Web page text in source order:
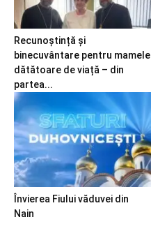
Recunoștință și
binecuvântare pentru mamele
dătătoare de viață – din
partea...
Învierea Fiului văduvei din
Nain